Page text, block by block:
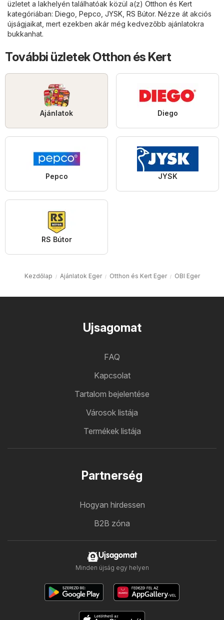
üzletet a lakhelyén találhatóak közül a(z) Otthon és Kert
kategóriában: Diego Pepco JYSK RS Bútor. Nézze át akciós
újságjaikat, mert ezekben akár még kedvezőbb ajánlatokra
bukkanhat.
További üzletek Otthon és Kert
Ajánlatok Diego
Pepco JYSK
RS Bútor
Kezdőlap Ajánlatok Eger Otthon és Kert Eger OBI Eger
Ujsagomat
FAQ
Kapcsolat
Tartalom bejelentése
Városok listája
Termékek listája
Partnerség
Hogyan hirdessen
B2B zóna
Ujsagomat
Minden újság egy helyen